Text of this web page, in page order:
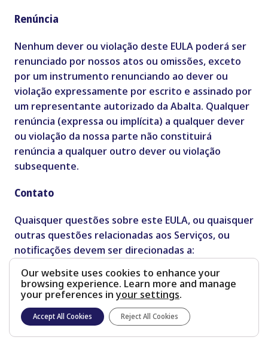
Renúncia
Nenhum dever ou violação deste EULA poderá ser
renunciado por nossos atos ou omissões, exceto
por um instrumento renunciando ao dever ou
violação expressamente por escrito e assinado por
um representante autorizado da Abalta. Qualquer
renúncia (expressa ou implícita) a qualquer dever
ou violação da nossa parte não constituirá
renúncia a qualquer outro dever ou violação
subsequente.
Contato
Quaisquer questões sobre este EULA, ou quaisquer
outras questões relacionadas aos Serviços, ou
notificações devem ser direcionadas a:
Abalta Technologies, Inc.
+1 (858) 458-0760
Our website uses cookies to enhance your
browsing experience. Learn more and manage
your preferences inyour settings.
Accept All Cookies Reject All Cookies